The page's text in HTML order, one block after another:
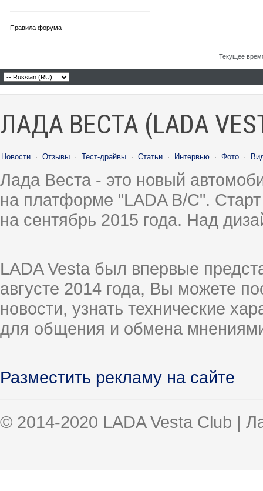
Правила форума
Текущее
ЛАДА ВЕСТА (LADA
Новости · Отзывы · Тест-драйвы · Статьи · Интервью · Фото ·
Лада Веста - это новый
на платформе "LADA B/C".
на сентябрь 2015 года. Над
LADA Vesta был впервые
августе 2014 года, Вы можете
новости, узнать технические
для общения и обмена
Разместить рекламу на сайте
© 2014-2020 LADA Vesta Club |